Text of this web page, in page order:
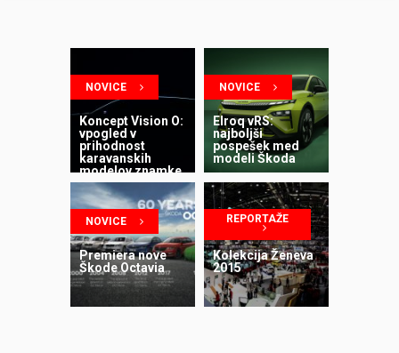
NOVICE
Koncept Vision O:
vpogled v
prihodnost
karavanskih
modelov znamke
Škoda
NOVICE
Elroq vRS:
najboljši
pospešek med
modeli Škoda
NOVICE
Premiera nove
Škode Octavia
REPORTAŽE
Kolekcija Ženeva
2015